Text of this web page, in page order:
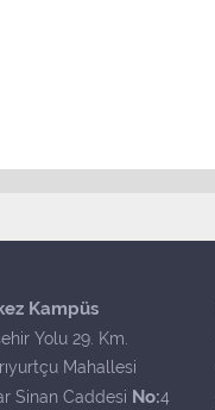
Kampüs
Yolu 29. Km.
Mahallesi
Sinan Caddesi No:4